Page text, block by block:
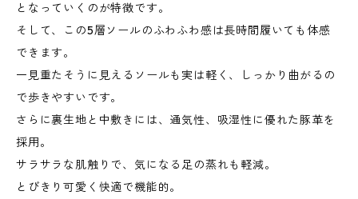
となっていくのが特徴です。
そして、この5層ソールのふわふわ感は長時間履いても体感
できます。
一見重たそうに見えるソールも実は軽く、しっかり曲がるの
で歩きやすいです。
さらに裏生地と中敷きには、通気性、吸湿性に優れた豚革を
採用。
サラサラな肌触りで、気になる足の蒸れも軽減。
とびきり可愛く快適で機能的。